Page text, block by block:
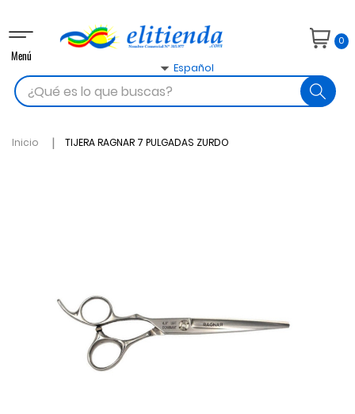
Navegación
de
palanca
Menú
0
Español

Inicio TIJERA RAGNAR 7 PULGADAS ZURDO